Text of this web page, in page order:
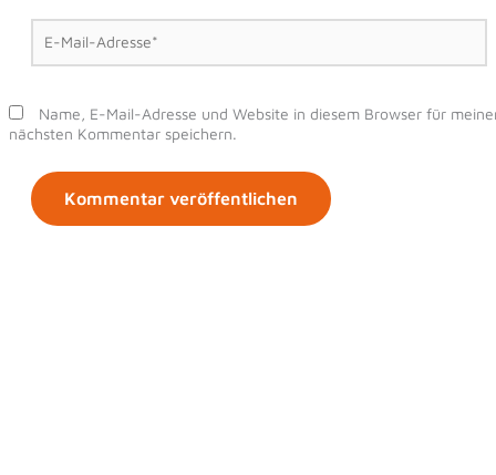
E-
Mail-
Adresse*
Name, E-Mail-Adresse und Website in diesem Browser für
nächsten Kommentar speichern.